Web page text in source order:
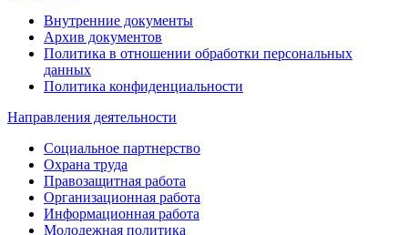
Внутренние документы
Архив документов
Политика в отношении обработки персональных
данных
Политика конфиденциальности
Направления деятельности
Социальное партнерство
Охрана труда
Правозащитная работа
Организационная работа
Информационная работа
Молодежная политика